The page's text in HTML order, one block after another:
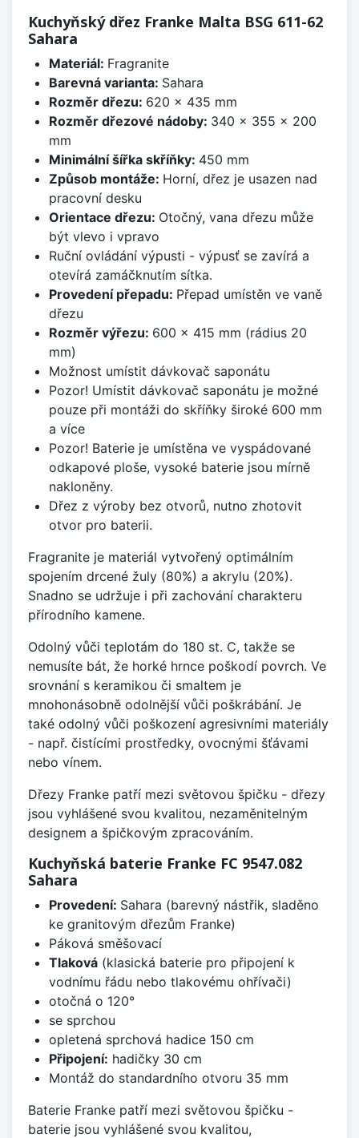
Kuchyňský dřez Franke Malta BSG 611-62
Sahara
Materiál: Fragranite
Barevná varianta: Sahara
Rozměr dřezu: 620 x 435 mm
Rozměr dřezové nádoby: 340 x 355 x 200
mm
Minimální šířka skříňky: 450 mm
Způsob montáže: Horní, dřez je usazen nad
pracovní desku
Orientace dřezu: Otočný, vana dřezu může
být vlevo i vpravo
Ruční ovládání výpusti - výpusť se zavírá a
otevírá zamáčknutím sítka.
Provedení přepadu: Přepad umístěn ve vaně
dřezu
Rozměr výřezu: 600 x 415 mm (rádius 20
mm)
Možnost umístit dávkovač saponátu
Pozor! Umístit dávkovač saponátu je možné
pouze při montáži do skříňky široké 600 mm
a více
Pozor! Baterie je umístěna ve vyspádované
odkapové ploše, vysoké baterie jsou mírně
nakloněny.
Dřez z výroby bez otvorů, nutno zhotovit
otvor pro baterii.
Fragranite je materiál vytvořený optimálním
spojením drcené žuly (80%) a akrylu (20%).
Snadno se udržuje i při zachování charakteru
přírodního kamene.
Odolný vůči teplotám do 180 st. C, takže se
nemusíte bát, že horké hrnce poškodí povrch. Ve
srovnání s keramikou či smaltem je
mnohonásobně odolnější vůči poškrábání. Je
také odolný vůči poškození agresivními materiály
- např. čistícími prostředky, ovocnými šťávami
nebo vínem.
Dřezy Franke patří mezi světovou špičku - dřezy
jsou vyhlášené svou kvalitou, nezaměnitelným
designem a špičkovým zpracováním.
Kuchyňská baterie Franke FC 9547.082
Sahara
Provedení: Sahara (barevný nástřik, sladěno
ke granitovým dřezům Franke)
Páková směšovací
Tlaková(klasická baterie pro připojení k
vodnímu řádu nebo tlakovému ohřívači)
otočná o 120°
se sprchou
opletená sprchová hadice 150 cm
Připojení: hadičky 30 cm
Montáž do standardního otvoru 35 mm
Baterie Franke patří mezi světovou špičku -
baterie jsou vyhlášené svou kvalitou,